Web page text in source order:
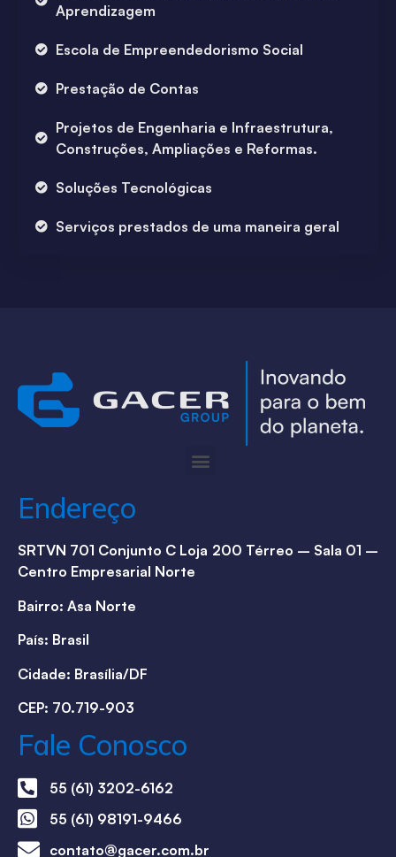
Aprendizagem
Escola de Empreendedorismo Social
Prestação de Contas
Projetos de Engenharia e Infraestrutura,
Construções, Ampliações e Reformas.
Soluções Tecnológicas
Serviços prestados de uma maneira geral
Endereço
SRTVN 701 Conjunto C Loja 200 Térreo – Sala 01 –
Centro Empresarial Norte
Bairro: Asa Norte
País: Brasil
Cidade: Brasília/DF
CEP: 70.719-903
Fale Conosco
55 (61) 3202-6162
55 (61) 98191-9466
contato@gacer.com.br